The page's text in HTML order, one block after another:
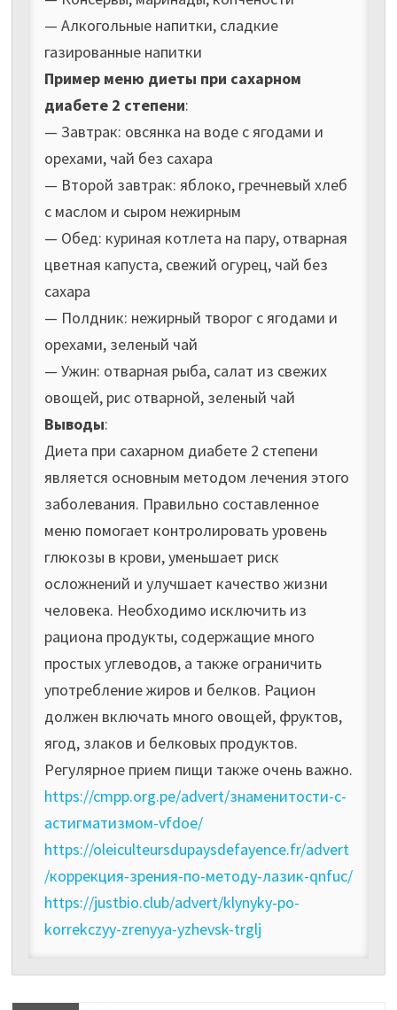
— Алкогольные напитки, сладкие
газированные напитки
Пример меню диеты при сахарном
диабете 2 степени:
— Завтрак: овсянка на воде с ягодами и
орехами, чай без сахара
— Второй завтрак: яблоко, гречневый хлеб
с маслом и сыром нежирным
— Обед: куриная котлета на пару, отварная
цветная капуста, свежий огурец, чай без
сахара
— Полдник: нежирный творог с ягодами и
орехами, зеленый чай
— Ужин: отварная рыба, салат из свежих
овощей, рис отварной, зеленый чай
Выводы:
Диета при сахарном диабете 2 степени
является основным методом лечения этого
заболевания. Правильно составленное
меню помогает контролировать уровень
глюкозы в крови, уменьшает риск
осложнений и улучшает качество жизни
человека. Необходимо исключить из
рациона продукты, содержащие много
простых углеводов, а также ограничить
употребление жиров и белков. Рацион
должен включать много овощей, фруктов,
ягод, злаков и белковых продуктов.
Регулярное прием пищи также очень важно.
https://cmpp.org.pe/advert/знаменитости-с-
астигматизмом-vfdoe/
https://oleiculteursdupaysdefayence.fr/advert
/коррекция-зрения-по-методу-лазик-qnfuc/
https://justbio.club/advert/klynyky-po-
korrekczyy-zrenyya-yzhevsk-trglj